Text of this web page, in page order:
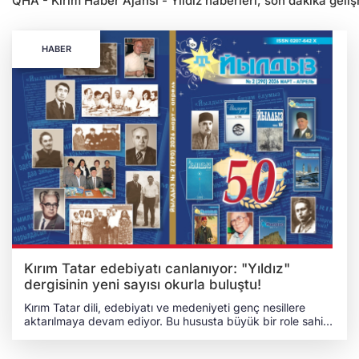
HABER
Kırım Tatar edebiyatı canlanıyor: "Yıldız"
dergisinin yeni sayısı okurla buluştu!
Kırım Tatar dili, edebiyatı ve medeniyeti genç nesillere
aktarılmaya devam ediyor. Bu hususta büyük bir role sahip